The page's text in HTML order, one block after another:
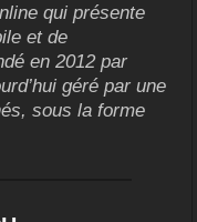
qui présente
et de
en 2012 par
géré par une
sous la forme